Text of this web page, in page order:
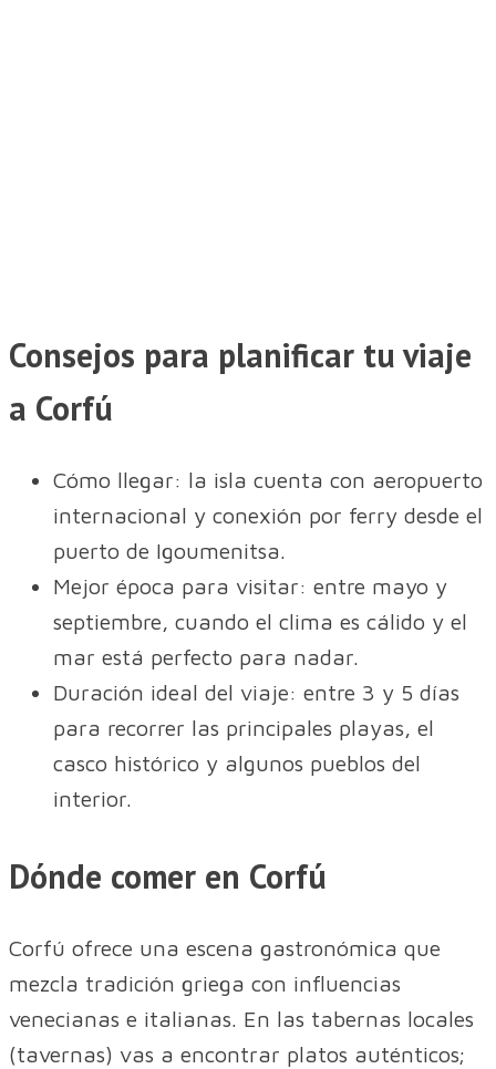
Consejos para planificar tu viaje
a Corfú
Cómo llegar: la isla cuenta con aeropuerto
internacional y conexión por ferry desde el
puerto de Igoumenitsa.
Mejor época para visitar: entre mayo y
septiembre, cuando el clima es cálido y el
mar está perfecto para nadar.
Duración ideal del viaje: entre 3 y 5 días
para recorrer las principales playas, el
casco histórico y algunos pueblos del
interior.
Dónde comer en Corfú
Corfú ofrece una escena gastronómica que
mezcla tradición griega con influencias
venecianas e italianas. En las tabernas locales
(tavernas) vas a encontrar platos auténticos;